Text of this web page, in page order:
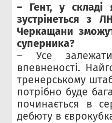
– Гент, у складі
зустрінеться з
Черкащани
суперника?
– Усе
впевненості.
тренерському
потрібно буде
починається в
дебюту в